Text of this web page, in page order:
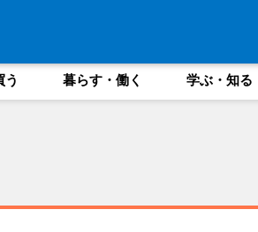
う 暮らす・働く 学ぶ・知る